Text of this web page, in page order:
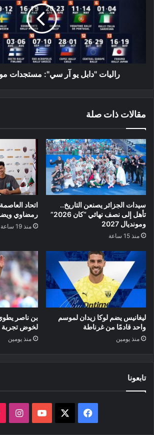
راليات "دابل يو آر سي": مستجدات
مقالات ذات صلة
سيدات الجزائر يصنعن التاريخ..
تأهل إلى نصف نهائي “كان 2026”
ومونديال 2027
منذ 15 ساعة
اتحاد
رمضاوي
منذ 19 ساعة
ليغانيس يضم لوكا زيدان لموسم
واحد قادمًا من غرناطة
منذ يومين
بن ناصر
لخوض تجربة
منذ يومين
تابعونا
فيسبوك ‫YouTube